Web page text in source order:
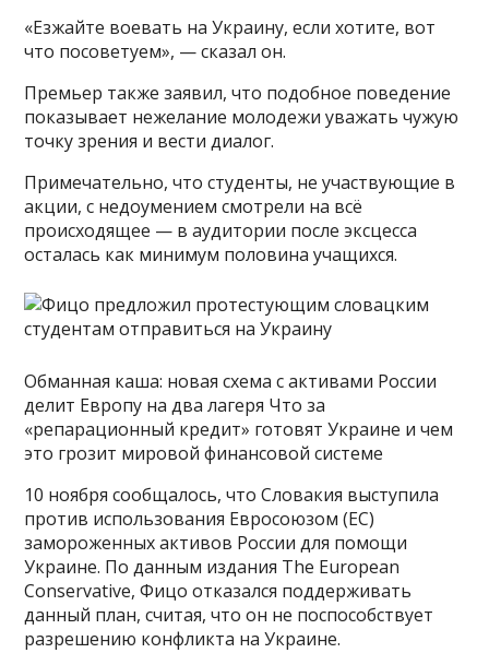
«Езжайте воевать на Украину, если хотите, вот
что посоветуем», — сказал он.
Премьер также заявил, что подобное поведение
показывает нежелание молодежи уважать чужую
точку зрения и вести диалог.
Примечательно, что студенты, не участвующие в
акции, с недоумением смотрели на всё
происходящее — в аудитории после эксцесса
осталась как минимум половина учащихся.
Обманная каша: новая схема с активами России
делит Европу на два лагеря Что за
«репарационный кредит» готовят Украине и чем
это грозит мировой финансовой системе
10 ноября сообщалось, что Словакия выступила
против использования Евросоюзом (ЕС)
замороженных активов России для помощи
Украине. По данным издания The European
Conservative, Фицо отказался поддерживать
данный план, считая, что он не поспособствует
разрешению конфликта на Украине.